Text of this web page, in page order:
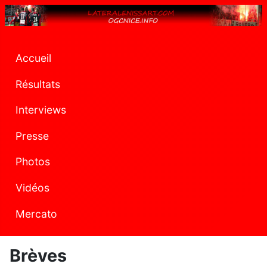
Accueil
Résultats
Interviews
Presse
Photos
Vidéos
Mercato
Brèves